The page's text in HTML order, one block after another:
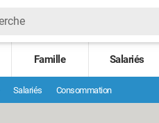
Famille Salariés
Salariés Consommation